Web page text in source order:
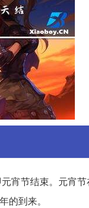
宵节结束。元宵
的到来。